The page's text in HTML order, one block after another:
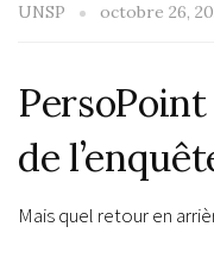
UNSP octobre 26,
de
Mais quel retour en